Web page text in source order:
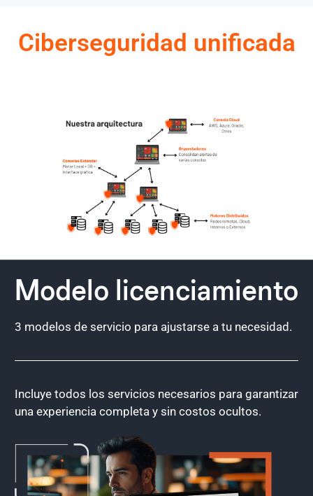
Ciberseguridad unificada
Modelo licenciamiento
3 modelos de servicio para ajustarse a tu necesidad.
Incluye todos los servicios necesarios para garantizar
una experiencia completa y sin costos ocultos.